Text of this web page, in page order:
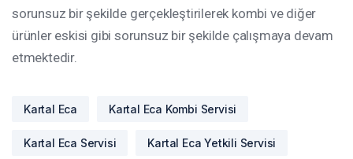
sorunsuz bir şekilde gerçekleştirilerek kombi ve diğer
ürünler eskisi gibi sorunsuz bir şekilde çalışmaya devam
etmektedir.
Kartal Eca Kartal Eca Kombi Servisi
Kartal Eca Servisi Kartal Eca Yetkili Servisi